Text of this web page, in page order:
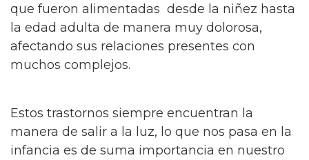
que fueron alimentadas desde la niñez hasta
la edad adulta de manera muy dolorosa,
afectando sus relaciones presentes con
muchos complejos.
Estos trastornos siempre encuentran la
manera de salir a la luz, lo que nos pasa en la
infancia es de suma importancia en nuestro